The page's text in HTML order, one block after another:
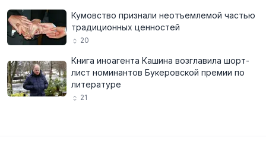
Кумовство признали неотъемлемой частью
традиционных ценностей
20
Книга иноагента Кашина возглавила шорт-
лист номинантов Букеровской премии по
литературе
21